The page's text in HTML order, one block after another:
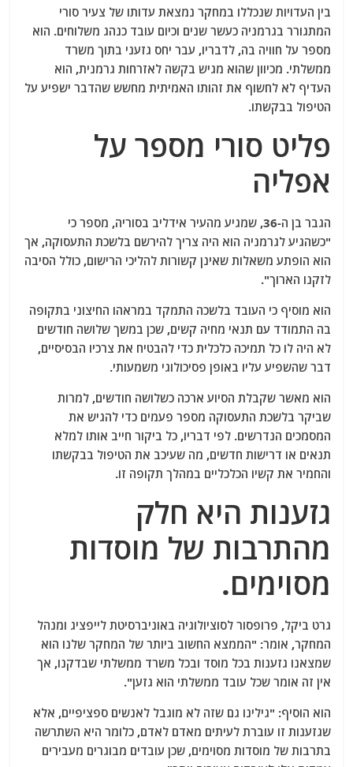
בין העדויות שנכללו במחקר נמצאת עדותו של צעיר סורי
המתגורר בגרמניה כעשר שנים וכיום עובד כנהג משלוחים. הוא
מספר על חוויה בה, לדבריו, עבר יחס גזעני בתוך משרד
ממשלתי. מכיוון שהוא מגיש בקשה לאזרחות גרמנית, הוא
העדיף לא לחשוף את זהותו האמיתית מחשש שהדבר ישפיע על
הטיפול בבקשתו.
פליט סורי מספר על
אפליה
הגבר בן ה-36, שמגיע מהעיר אידליב בסוריה, מספר כי
"כשהגיע לגרמניה הוא היה צריך להירשם בלשכת התעסוקה, אך
הוא הופתע משאלות שאינן קשורות להליכי הרישום, כולל הסיבה
לזקנו הארוך".
הוא מוסיף כי העובד בלשכה התמקד במראהו החיצוני בתקופה
בה התמודד עם תנאי מחיה קשים, שכן במשך שלושה חודשים
לא היה לו כל תמיכה כלכלית כדי להבטיח את צרכיו הבסיסיים,
דבר שהשפיע עליו באופן פסיכולוגי משמעותי.
הוא מאשר שקבלת הסיוע ארכה כשלושה חודשים, למרות
שביקר בלשכת התעסוקה מספר פעמים כדי להגיש את
המסמכים הנדרשים. לפי דבריו, כל ביקור חייב אותו למלא
תנאים או דרישות חדשים, מה שעיכב את הטיפול בבקשתו
והחמיר את קשיו הכלכליים במהלך תקופה זו.
גזענות היא חלק
מהתרבות של מוסדות
מסוימים.
גרט ביקל, פרופסור לסוציולוגיה באוניברסיטת לייפציג ומנהל
המחקר, אומר: "הממצא החשוב ביותר של המחקר שלנו הוא
שמצאנו גזענות בכל מוסד ובכל משרד ממשלתי שבדקנו, אך
אין זה אומר שכל עובד ממשלתי הוא גזען".
הוא הוסיף: "גילינו גם שזה לא מוגבל לאנשים ספציפיים, אלא
שגזענות זו עוברת לעיתים מאדם לאדם, כלומר היא השתרשה
בתרבות של מוסדות מסוימים, שכן עובדים מבוגרים מעבירים